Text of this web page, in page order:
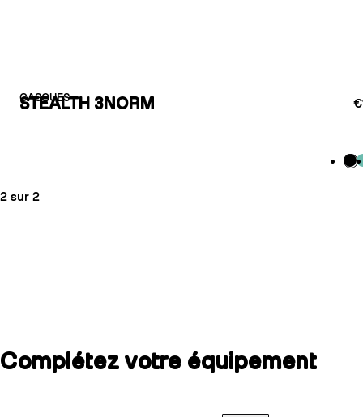
CASQUES
STEALTH 3NORM
2 sur 2
Complétez votre équipement